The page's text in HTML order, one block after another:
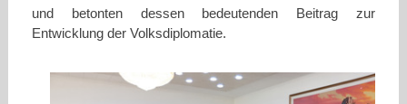
und betonten dessen bedeutenden Beitrag zur
Entwicklung der Volksdiplomatie.